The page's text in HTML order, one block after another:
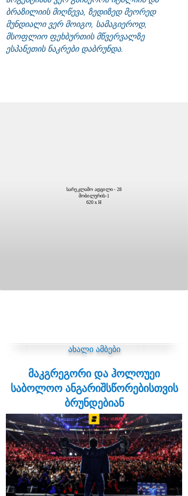
ბრაზილიის მიღწევა, ზედიზედ მეორედ
მუნდიალი ვერ მოიგო, სამაგიეროდ,
მსოფლიო ფეხბურთის მწვერვალზე
ესპანეთის ნაკრები დაბრუნდა.
სარეკლამო ადგილი - 28
მობილურის-1
620 x H
ახალი ამბები
მაკგრეგორი და ჰოლოუეი
საბოლოო ანგარიშსწორებისთვის
ბრუნდებიან